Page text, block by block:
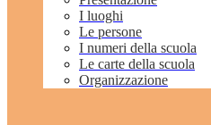
I luoghi
Le persone
I numeri della scuola
Le carte della scuola
Organizzazione